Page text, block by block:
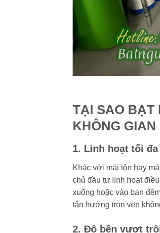
TẠI SAO BẠT
KHÔNG
1. Linh hoạt tối
Khác với mái tôn hay
chủ đầu tư linh hoạt
xuống hoặc vào ban
tận hưởng trọn vẹn
2. Độ bền vượt